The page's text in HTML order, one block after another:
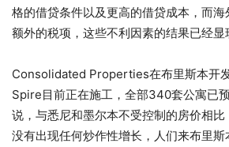
格的借贷条件以及更高的借贷成本，而
额外的税项，这些不利因素的结果已经显
Consolidated Properties在布里斯本开
Spire目前正在施工，全部340套公寓已
说，与悉尼和墨尔本不受控制的房价相
没有出现任何炒作性增长，人们来布里